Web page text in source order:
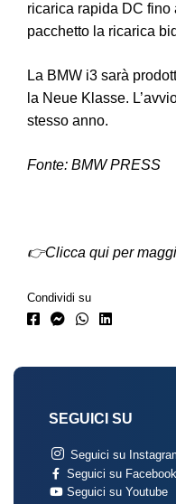
ricarica rapida DC fino
pacchetto la ricarica
La BMW i3 sarà
la Neue Klasse.
stesso anno.
Fonte: BMW PRESS
👉Clicca qui per
Condividi su
SEGUICI SU
Seguici su
Seguici su Facebook
Seguici su Youtube